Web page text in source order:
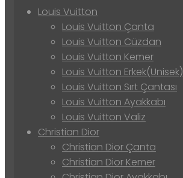
Louis Vuitton
Louis Vuitton Çanta
Louis Vuitton Cüzdan
Louis Vuitton Kemer
Louis Vuitton Erkek(Unisek)
Louis Vuitton Sırt Çantası
Louis Vuitton Ayakkabı
Louis Vuitton Valiz
Christian Dior
Christian Dior Çanta
Christian Dior Kemer